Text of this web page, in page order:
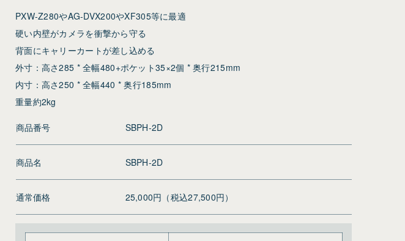
PXW-Z280やAG-DVX200やXF305等に最適
硬い内壁がカメラを衝撃から守る
背面にキャリーカートが差し込める
外寸：高さ285 * 全幅480+ポケット35×2個 * 奥行215mm
内寸：高さ250 * 全幅440 * 奥行185mm
重量約2kg
商品番号 SBPH-2D
商品名 SBPH-2D
通常価格 25,000円（税込27,500円）